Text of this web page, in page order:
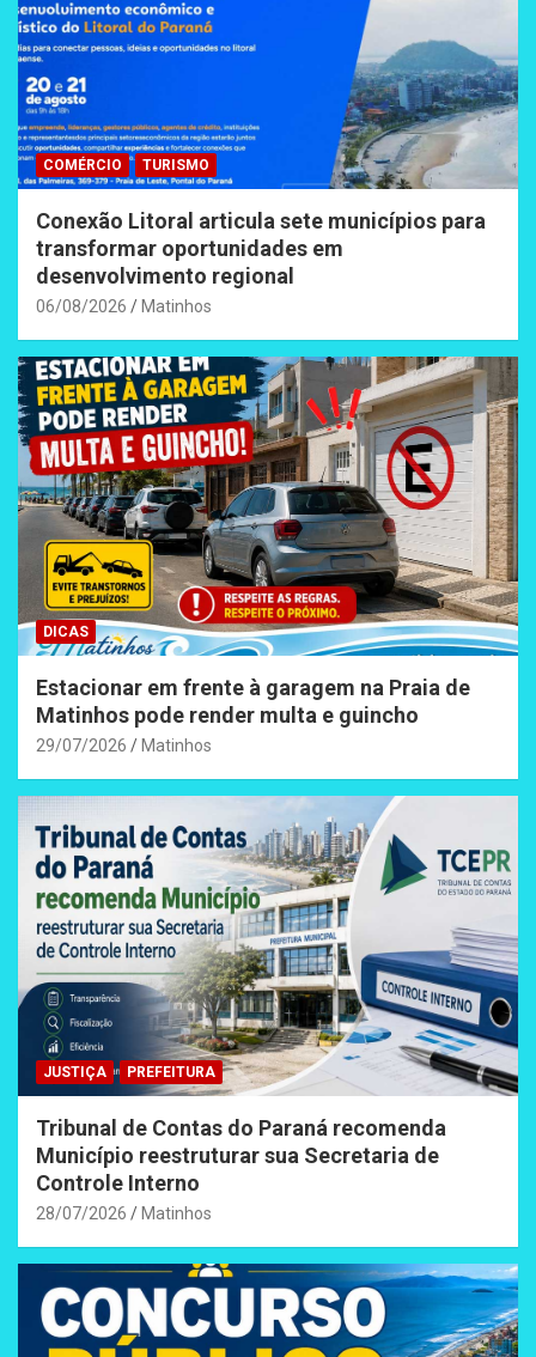
COMÉRCIO TURISMO
Conexão Litoral articula sete municípios para
transformar oportunidades em
desenvolvimento regional
06/08/2026 Matinhos
DICAS
Estacionar em frente à garagem na Praia de
Matinhos pode render multa e guincho
29/07/2026 Matinhos
JUSTIÇA PREFEITURA
Tribunal de Contas do Paraná recomenda
Município reestruturar sua Secretaria de
Controle Interno
28/07/2026 Matinhos